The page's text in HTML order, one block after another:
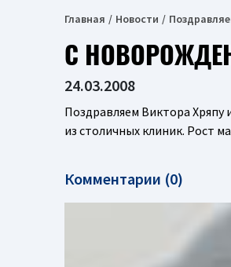
Главная Новости
С
24.03.2008
Поздравляем Виктора Хряпу
из столичных клиник. Рост
Комментарии (0)